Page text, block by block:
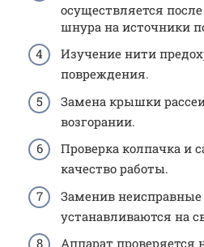
осуществляется
шнура на источники
Изучение нити
повреждения.
Замена крышки
возгорании.
Проверка колпачка и
качество работы.
Заменив
устанавливаются на
Аппарат проверяется